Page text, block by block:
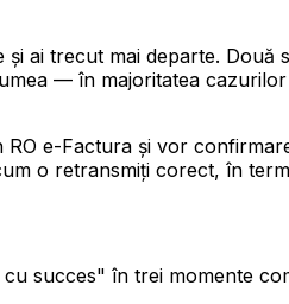
ai trecut mai departe.
— în majoritatea
e-Factura și vor
o retransmiți corect, în
succes" în trei momente